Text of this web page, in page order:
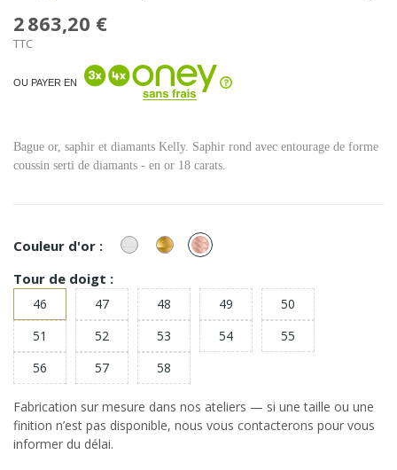
2 863,20 €
TTC
OU PAYER EN
Bague or, saphir et diamants Kelly. Saphir rond avec entourage de forme
coussin serti de diamants - en or 18 carats.
Couleur d'or : or
Blanc
or
Jaune
or
Rose
Tour de doigt :
46 47 48 49
50
51
52 53 54
55
56
57 58
Fabrication sur mesure dans nos ateliers — si une taille ou une
finition n’est pas disponible, nous vous contacterons pour vous
informer du délai.